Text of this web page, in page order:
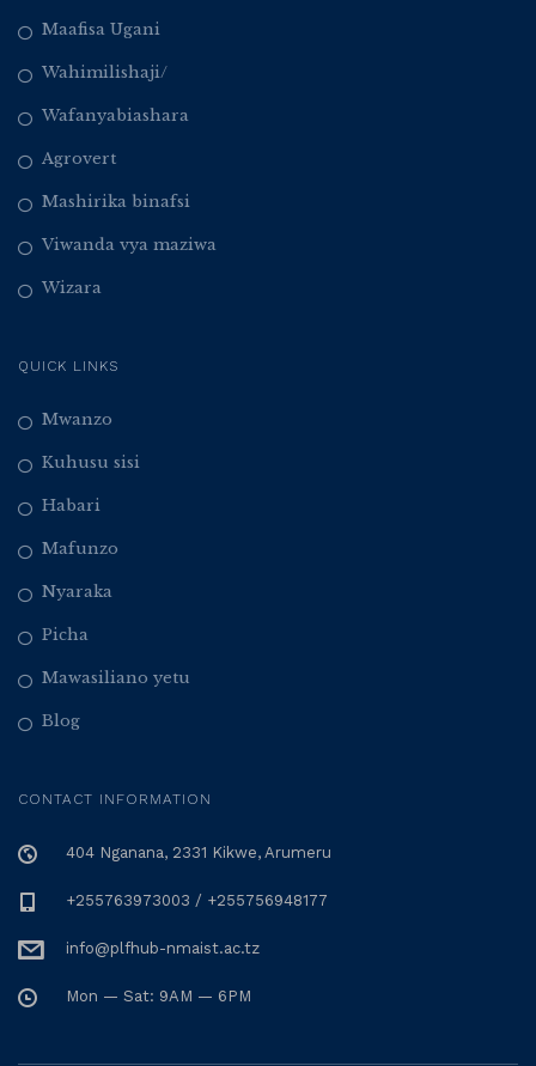
Maafisa Ugani
Wahimilishaji/
Wafanyabiashara
Agrovert
Mashirika binafsi
Viwanda vya maziwa
Wizara
QUICK LINKS
Mwanzo
Kuhusu sisi
Habari
Mafunzo
Nyaraka
Picha
Mawasiliano yetu
Blog
CONTACT INFORMATION
404 Nganana, 2331 Kikwe, Arumeru
+255763973003 / +255756948177
info@plfhub-nmaist.ac.tz
Mon — Sat: 9AM — 6PM